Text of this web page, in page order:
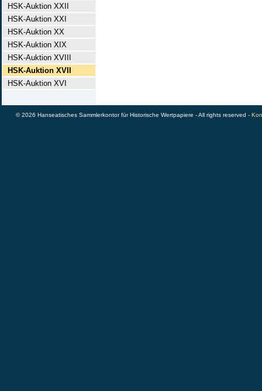
HSK-Auktion XXII
HSK-Auktion XXI
HSK-Auktion XX
HSK-Auktion XIX
HSK-Auktion XVIII
HSK-Auktion XVII
HSK-Auktion XVI
© 2026 Hanseatisches Sammlerkontor für Historische Wertpapiere - All rights reserved -